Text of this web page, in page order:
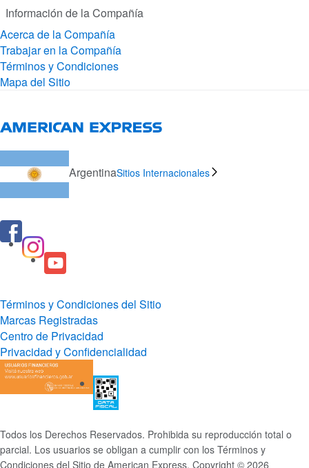
Información de la Compañía
Acerca de la Compañía
Trabajar en la Compañía
Términos y Condiciones
Mapa del Sitio
ArgentinaSitios Internacionales
Términos y Condiciones del Sitio
Marcas Registradas
Centro de Privacidad
Privacidad y Confidencialidad
Todos los Derechos Reservados. Prohibida su reproducción total o
parcial. Los usuarios se obligan a cumplir con los Términos y
Condiciones del Sitio de American Express. Copyright © 2026